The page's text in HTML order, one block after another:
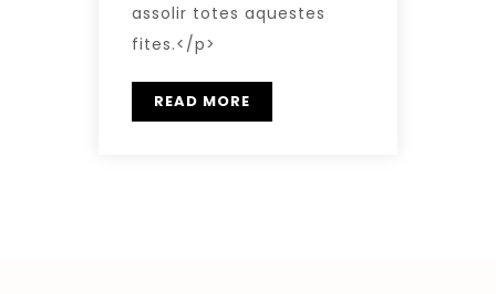
assolir totes aquestes
fites.</p>
READ MORE